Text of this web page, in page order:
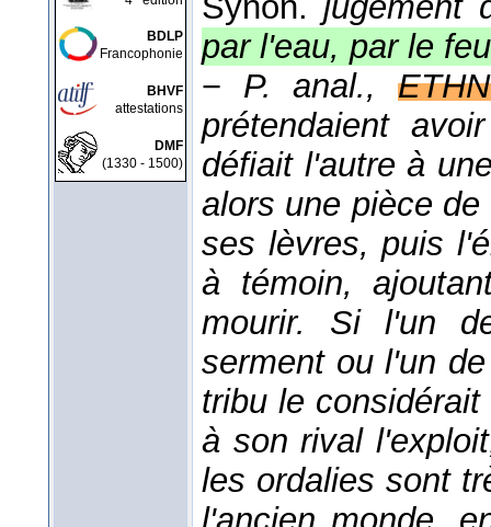
BDLP
Francophonie
BHVF
attestations
DMF
(1330 - 1500)
par l'eau, par le feu
− P. anal.,
prétendaient
défiait l'autre à
alors une pièce
ses lèvres, puis
à témoin,
mourir. Si l'un
serment ou l'un
tribu le
à son rival
les ordalies sont